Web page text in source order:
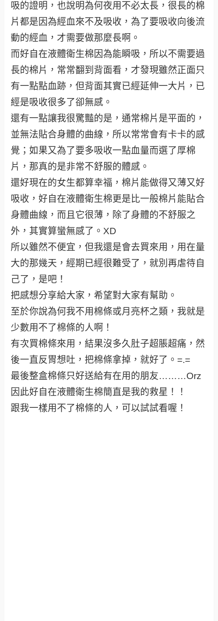
吸的證明，也說明為何夜用不必太長，很長的棉
片都是因為經血來不及吸收，為了要吸收向後流
動的經血，才需要做那麼長啊。
而好自在液體衛生棉因為能瞬吸，所以不需要過
長的棉片，常常翻到背面看，才發現雖然正面只
有一點點血跡，但背面其實已經延伸一大片，已
經是吸收很多了卻無感。
還有一點讓我很驚豔的是，通常棉片是平面的，
並無法貼合身體的曲線，所以常常會有卡卡的感
覺；如果又為了要多吸收一點血量而選了厚棉
片，那真的是非常不舒服的體感。
還好現在的女生都算幸福，棉片能做得又薄又好
吸收，好自在液體衛生棉更是比一般棉片能貼合
身體曲線，而且它很薄，除了身體的不舒服之
外，其實算蠻無感了。XD
所以雖然不便宜，但我還是會去買來用，用在量
大的那幾天，經期已經很難受了，就別再虐待自
己了，是吧！
把感想分享給大家，希望對大家有幫助。
至於你說為何我不用棉條或月亮杯之類，我就是
少數用不了棉條的人啊！
有次買棉條來用，結果沒多久肚子超脹超痛，然
後一直反胃想吐，把棉條拿掉，就好了。=.=
最後整盒棉條只好送給有在用的朋友………Orz
因此好自在液體衛生棉簡直是我的救星！！
跟我一樣用不了棉條的人，可以試試看喔！